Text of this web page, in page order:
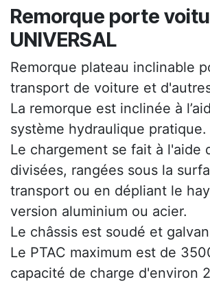
Remorque porte
UNIVERSAL
Remorque plateau inclinable
transport de voiture et
La remorque est inclinée à
système hydraulique pratique.
Le chargement se fait à l'aide
divisées, rangées sous la
transport ou en dépliant le
version aluminium ou acier.
Le châssis est soudé et
Le PTAC maximum est de
capacité de charge d'environ